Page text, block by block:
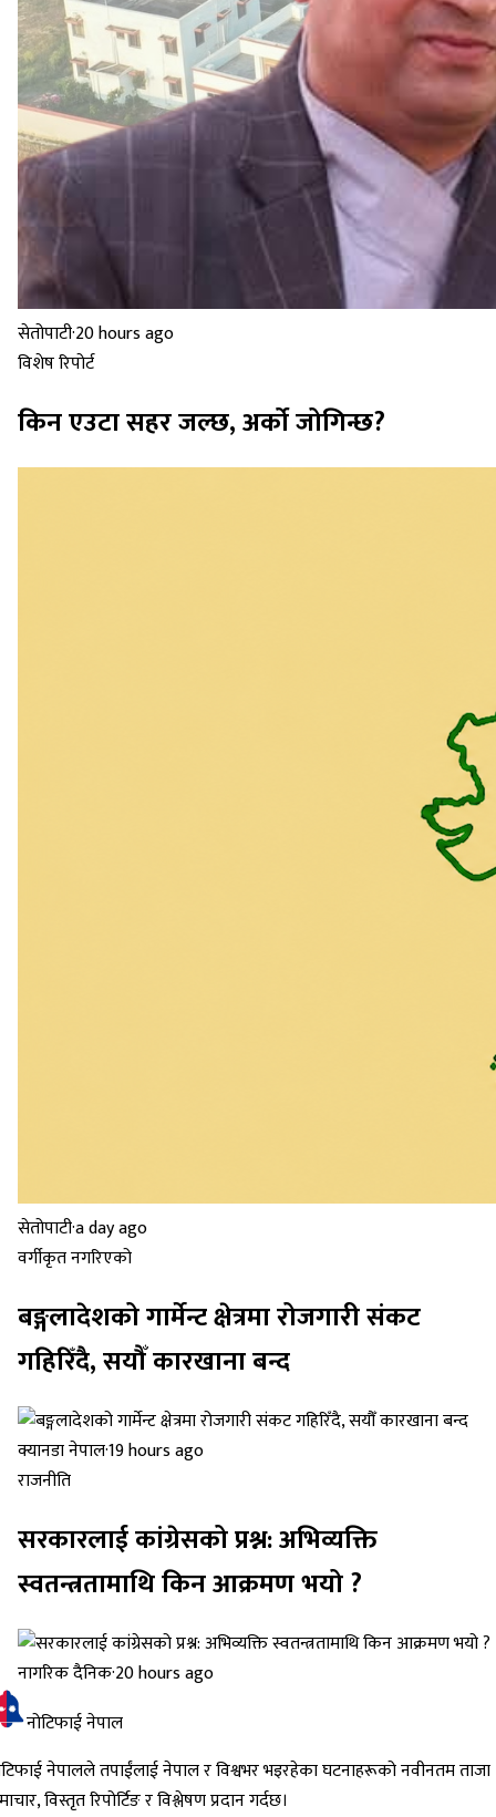
सेतोपाटी·20 hours ago
विशेष रिपोर्ट
किन एउटा सहर जल्छ, अर्को जोगिन्छ?
सेतोपाटी·a day ago
वर्गीकृत नगरिएको
बङ्गलादेशको गार्मेन्ट क्षेत्रमा रोजगारी संकट
गहिरिँदै, सयौँ कारखाना बन्द
क्यानडा नेपाल·19 hours ago
राजनीति
सरकारलाई कांग्रेसको प्रश्न: अभिव्यक्ति
स्वतन्त्रतामाथि किन आक्रमण भयो ?
नागरिक दैनिक·20 hours ago
नोटिफाई नेपाल
नेपालले तपाईंलाई नेपाल र विश्वभर भइरहेका घटनाहरूको नवीनतम ताजा
विस्तृत रिपोर्टिङ र विश्लेषण प्रदान गर्दछ।